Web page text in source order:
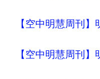
【空中明慧周刊
【空中明慧周刊